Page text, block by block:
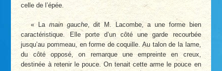
celle de l’épée.
« Lamain gauche, dit M. Lacombe, a une forme bien
caractéristique. Elle porte d’un côté une garde recourbée
jusqu’au pommeau, en forme de coquille. Au talon de la lame,
du côté opposé, on remarque une empreinte en creux,
destinée à retenir le pouce. On tenait cette arme le pouce en